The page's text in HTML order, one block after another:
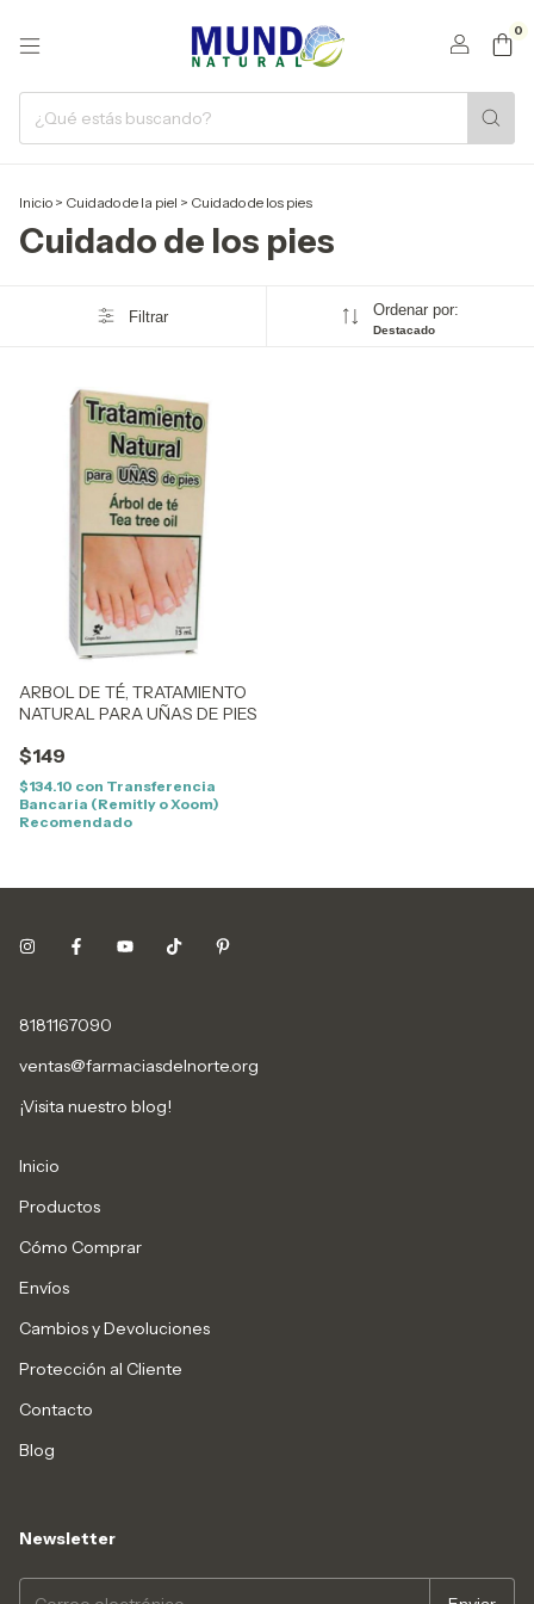
0
Inicio > Cuidado de la piel > Cuidado de los pies
Cuidado de los pies
Filtrar Ordenar por:
Destacado
ARBOL DE TÉ, TRATAMIENTO
NATURAL PARA UÑAS DE PIES
$149
$134.10 con Transferencia
Bancaria (Remitly o Xoom)
Recomendado
8181167090
ventas@farmaciasdelnorte.org
¡Visita nuestro blog!
Inicio
Productos
Cómo Comprar
Envíos
Cambios y Devoluciones
Protección al Cliente
Contacto
Blog
Newsletter